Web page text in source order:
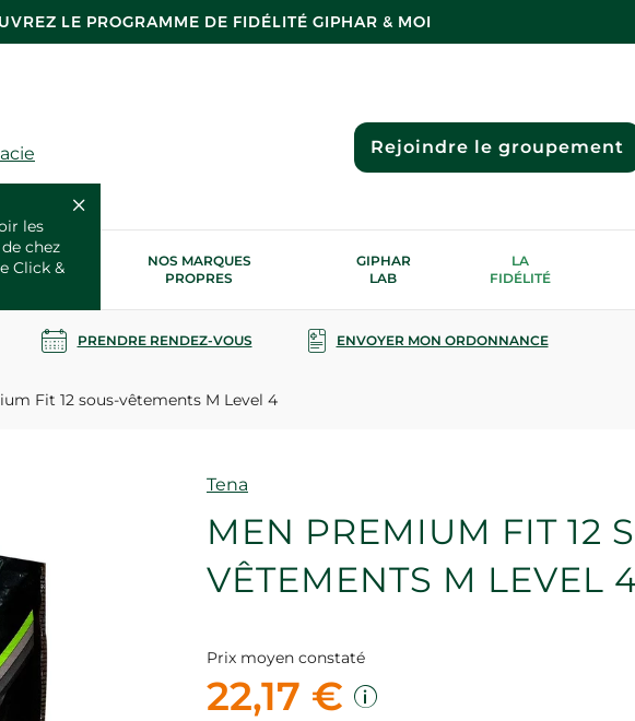
LE PROGRAMME DE FIDÉLITÉ GIPHAR & MOI
les
chez
Click &
Rejoindre le groupement
NOS MARQUES
PROPRES
GIPHAR
LAB
LA
FIDÉLITÉ
PRENDRE RENDEZ-VOUS ENVOYER MON ORDONNANCE
Fit 12 sous-vêtements M Level 4
Marque
Tena
MEN PREMIUM FIT 12
VÊTEMENTS M LEVEL
Prix moyen constaté
22,17 €